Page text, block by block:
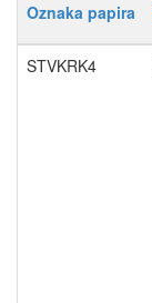
Oznaka papira
STVKRK4